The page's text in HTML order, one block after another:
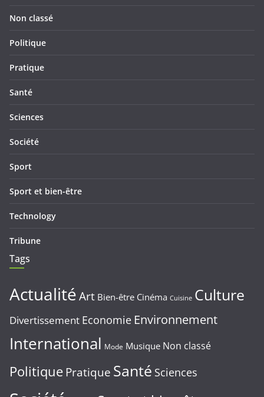
Non classé
Politique
Pratique
Santé
Sciences
Société
Sport
Sport et bien-être
Technology
Tribune
Tags
ActualitéArt Bien-être Cinéma Cuisine Culture
Divertissement Economie Environnement
International Mode Musique Non classé
Politique Pratique Santé Sciences